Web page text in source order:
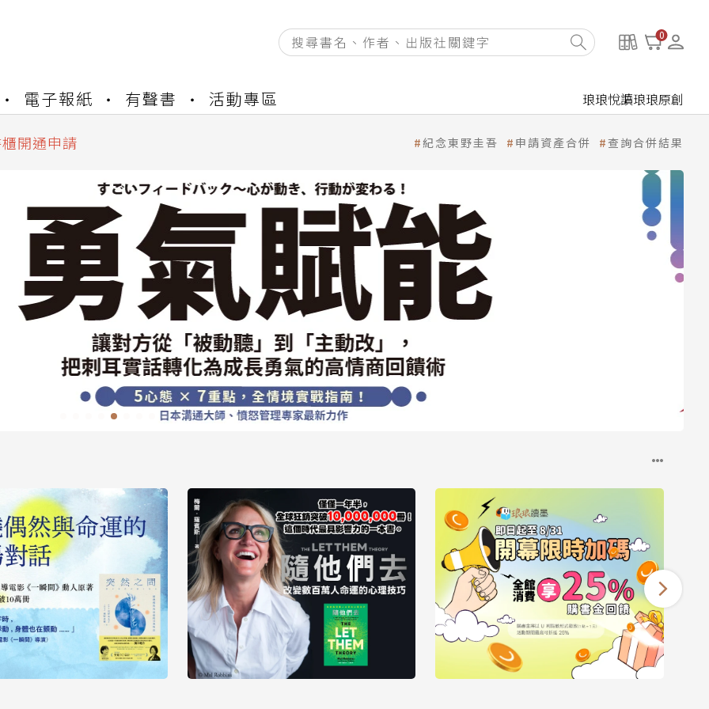
0
電子報紙 有聲書 活動專區 琅琅悅讀琅琅原創
合併結果查詢
開通申請
產合併申請圖文教學
合併結果查詢
站同步暫停部分閱讀服務
紀念東野圭吾 申請資產合併 查詢合併結果